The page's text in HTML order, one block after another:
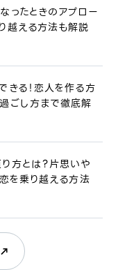
ったときのアプロー
越える方法も解説
きる！恋人を作る方
ごし方まで徹底解
方とは？片思いや
を乗り越える方法